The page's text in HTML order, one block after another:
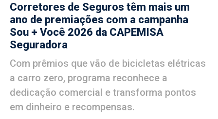
Corretores de Seguros têm mais um
ano de premiações com a campanha
Sou + Você 2026 da CAPEMISA
Seguradora
Com prêmios que vão de bicicletas elétricas
a carro zero, programa reconhece a
dedicação comercial e transforma pontos
em dinheiro e recompensas.